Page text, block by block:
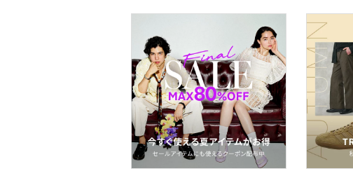
スーツ・フォーマル
水着・スイムグッズ
着物・浴衣・和装小物
スキンケア